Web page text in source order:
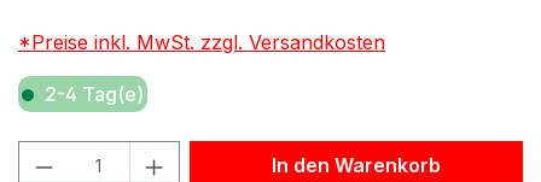
*Preise inkl. MwSt. zzgl. Versandkosten
2-4 Tag(e)
Produkt Anzahl: Gib den gewünschten Wert ein oder
In den Warenkorb